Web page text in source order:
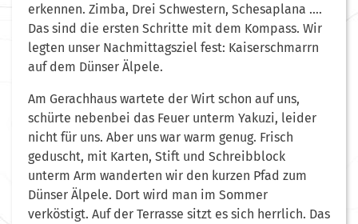
erkennen. Zimba, Drei Schwestern, Schesaplana ….
Das sind die ersten Schritte mit dem Kompass. Wir
legten unser Nachmittagsziel fest: Kaiserschmarrn
auf dem Dünser Älpele.
Am Gerachhaus wartete der Wirt schon auf uns,
schürte nebenbei das Feuer unterm Yakuzi, leider
nicht für uns. Aber uns war warm genug. Frisch
geduscht, mit Karten, Stift und Schreibblock
unterm Arm wanderten wir den kurzen Pfad zum
Dünser Älpele. Dort wird man im Sommer
verköstigt. Auf der Terrasse sitzt es sich herrlich. Das